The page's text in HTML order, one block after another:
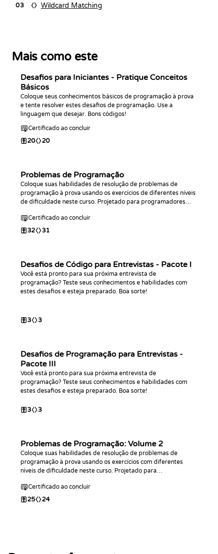
03 Wildcard Matching
Mais como este
Desafios para Iniciantes - Pratique Conceitos
Básicos
Coloque seus conhecimentos básicos de programação à prova
e tente resolver estes desafios de programação. Use a
linguagem que desejar. Bons códigos!
Certificado ao concluir
20 20
Problemas de Programação
Coloque suas habilidades de resolução de problemas de
programação à prova usando os exercícios de diferentes níveis
de dificuldade neste curso. Projetado para programadores
linguagem de programação.
Certificado ao concluir
32 31
Desafios de Código para Entrevistas - Pacote I
Você está pronto para sua próxima entrevista de
programação? Teste seus conhecimentos e habilidades com
estes desafios e esteja preparado. Boa sorte!
3 3
Desafios de Programação para Entrevistas -
Pacote III
Você está pronto para sua próxima entrevista de
programação? Teste seus conhecimentos e habilidades com
estes desafios e esteja preparado. Boa sorte!
3 3
Problemas de Programação: Volume 2
Coloque suas habilidades de resolução de problemas de
programação à prova usando os exercícios com diferentes
níveis de dificuldade neste curso. Projetado para
básica em qualquer linguagem de programação. Este curso é
uma extensão do primeiro Problemas de Programação.
Certificado ao concluir
25 24